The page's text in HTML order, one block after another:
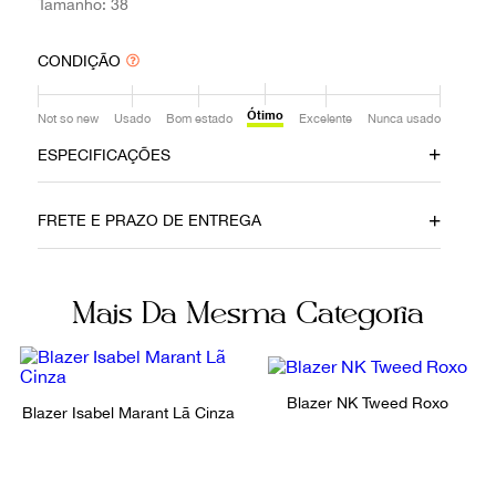
Tamanho: 38
CONDIÇÃO
Not so new Usado Bom estado Ótimo Excelente Nunca usado
ESPECIFICAÇÕES
26062023 Tecido
Branco e Preto Sem fecho
Itens Inclusos Fornecedor
FRETE E PRAZO DE ENTREGA
Mais Da Mesma Categoria
Blazer Isabel Marant Lã Cinza
Blazer NK Tweed Roxo